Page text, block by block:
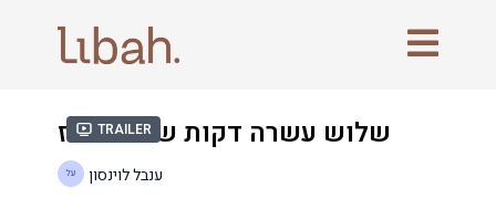
Trailer
שלוש עשרה דקות של בר זריז
ענבל לוינסון